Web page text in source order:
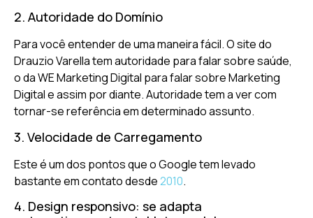
2. Autoridade do Domínio
Para você entender de uma maneira fácil. O site do
Drauzio Varella tem autoridade para falar sobre saúde,
o da WE Marketing Digital para falar sobre Marketing
Digital e assim por diante. Autoridade tem a ver com
tornar-se referência em determinado assunto.
3. Velocidade de Carregamento
Este é um dos pontos que o Google tem levado
bastante em contato desde2010.
4. Design responsivo: se adapta